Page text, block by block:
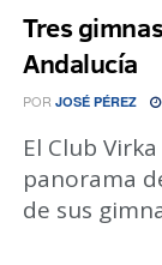
Tres
Andalucía
POR JOSÉ PÉREZ
El Club
panorama
de sus